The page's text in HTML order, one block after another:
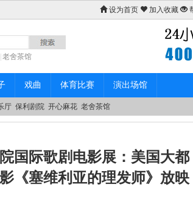
设为首页 加入收藏
老舍茶馆
戏曲 体育比赛 演出场馆
厅 保利剧院 开心麻花 老舍茶馆
国际歌剧电影展：美国大都
《塞维利亚的理发师》放映